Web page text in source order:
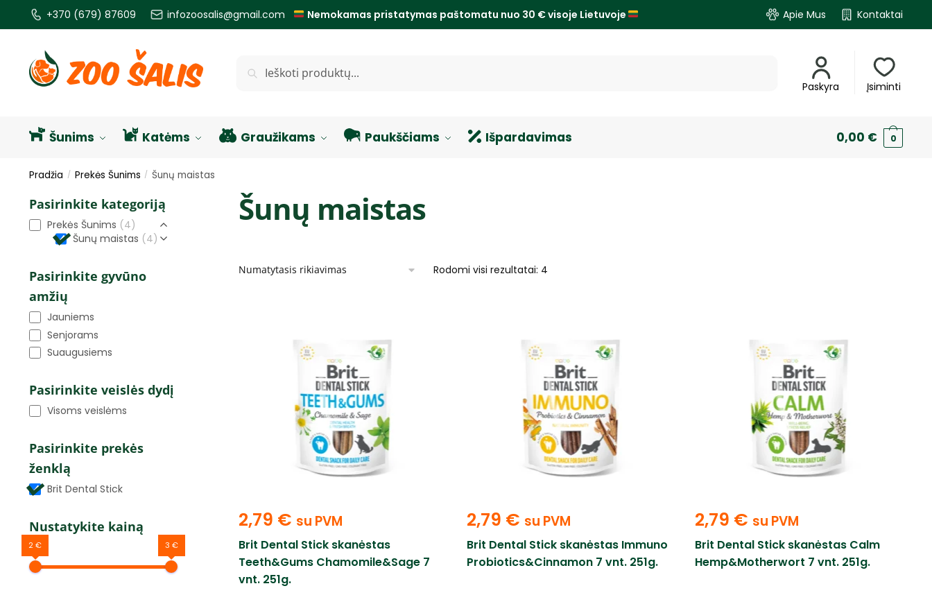
+370 (679) 87609 infozoosalis@gmail.com Nemokamas pristatymas paštomatu nuo 30 € visoje Lietuvoje Apie Mus Kontaktai
Paskyra Įsiminti
Šunims Katėms Graužikams Paukščiams Išpardavimas 0,00 € 0
Pradžia / Prekės Šunims / Šunų maistas
Šunų maistas
Rodomi visi rezultatai: 4
2,79 € su PVM
Brit Dental Stick skanėstas
Teeth&Gums Chamomile&Sage 7
vnt. 251g.
2,79 € su PVM
Brit Dental Stick skanėstas Immuno
Probiotics&Cinnamon 7 vnt. 251g.
2,79 € su PVM
Brit Dental Stick skanėstas Calm
Hemp&Motherwort 7 vnt. 251g.
Pasirinkite kategoriją
Prekės Šunims (4)
Šunų maistas (4)
Pasirinkite gyvūno
amžių
Jauniems
Senjorams
Suaugusiems
Pasirinkite veislės dydį
Visoms veislėms
Pasirinkite prekės
ženklą
Brit Dental Stick
Nustatykite kainą
2 € 3 €